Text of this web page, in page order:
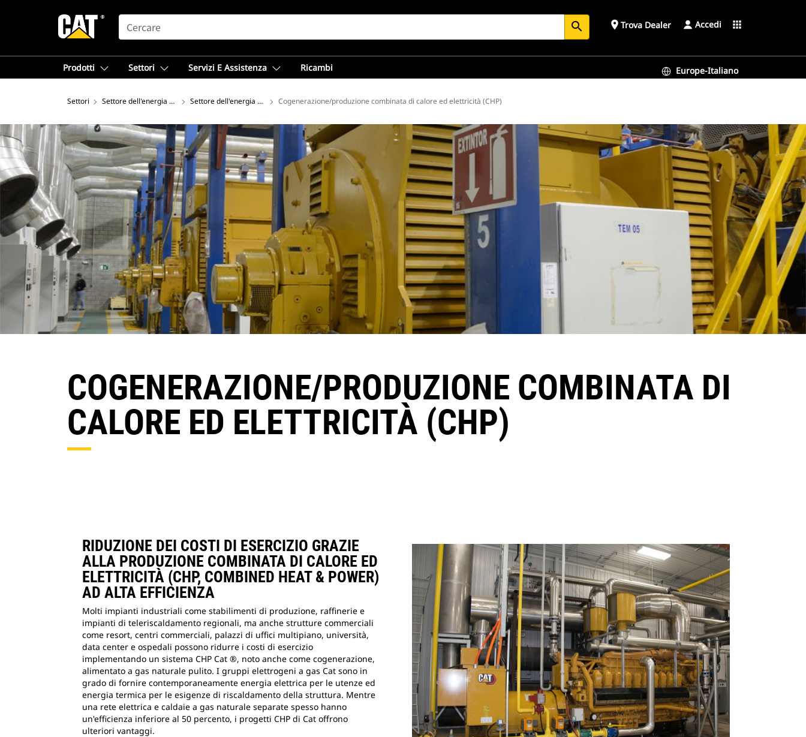
SEARCH search place Trova Dealer Accedi apps
Prodotti Settori Servizi E Assistenza Ricambi Europe-Italiano
Settori Settore dell'energia elettricaSettore dell'energia elettricaCogenerazione/produzione combinata di calore ed elettricità (CHP)
COGENERAZIONE/PRODUZIONE COMBINATA DI
CALORE ED ELETTRICITÀ (CHP)
RIDUZIONE DEI COSTI DI ESERCIZIO GRAZIE
ALLA PRODUZIONE COMBINATA DI CALORE ED
ELETTRICITÀ (CHP, COMBINED HEAT & POWER)
AD ALTA EFFICIENZA
Molti impianti industriali come stabilimenti di produzione, raffinerie e
impianti di teleriscaldamento regionali, ma anche strutture commerciali
come resort, centri commerciali, palazzi di uffici multipiano, università,
data center e ospedali possono ridurre i costi di esercizio
implementando un sistema CHP Cat ®, noto anche come cogenerazione,
alimentato a gas naturale pulito. I gruppi elettrogeni a gas Cat sono in
grado di fornire contemporaneamente energia elettrica per le utenze ed
energia termica per le esigenze di riscaldamento della struttura. Mentre
una rete elettrica e caldaie a gas naturale separate spesso hanno
un'efficienza inferiore al 50 percento, i progetti CHP di Cat offrono
ulteriori vantaggi.